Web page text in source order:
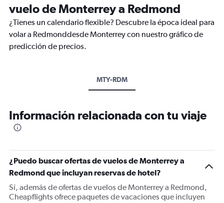
vuelo de Monterrey a Redmond
¿Tienes un calendario flexible? Descubre la época ideal para
volar a Redmonddesde Monterrey con nuestro gráfico de
predicción de precios.
MTY-RDM
Información relacionada con tu viaje
¿Puedo buscar ofertas de vuelos de Monterrey a
Redmond que incluyan reservas de hotel?
Sí, además de ofertas de vuelos de Monterrey a Redmond,
Cheapflights ofrece paquetes de vacaciones que incluyen